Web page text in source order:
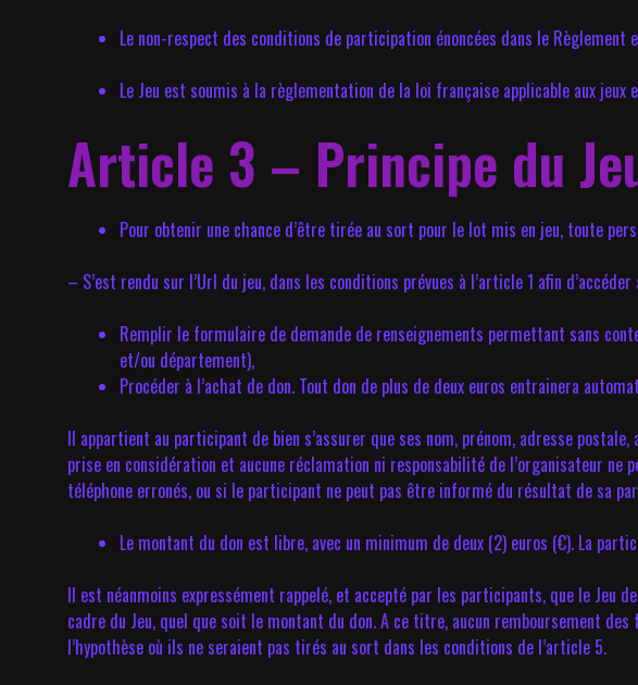
Le non-respect des conditions de participation énoncées dans le
Le Jeu est soumis à la règlementation de la loi française applicable aux jeux
Article 3 – Principe du
Pour obtenir une chance d’être tirée au sort pour le lot mis en jeu, toute
– S’est rendu sur l’Url du jeu, dans les conditions prévues à l’article 1 afin
Remplir le formulaire de demande de renseignements permettant sans
et/ou département),
Procéder à l’achat de don. Tout don de plus de deux euros entrainera
Il appartient au participant de bien s’assurer que ses nom, prénom, adresse
prise en considération et aucune réclamation ni responsabilité de l’organisateur
téléphone erronés, ou si le participant ne peut pas être informé du résultat de sa
Le montant du don est libre, avec un minimum de deux (2) euros (€). La
Il est néanmoins expressément rappelé, et accepté par les participants, que le Jeu
cadre du Jeu, quel que soit le montant du don. A ce titre, aucun remboursement
l’hypothèse où ils ne seraient pas tirés au sort dans les conditions de l’article 5.